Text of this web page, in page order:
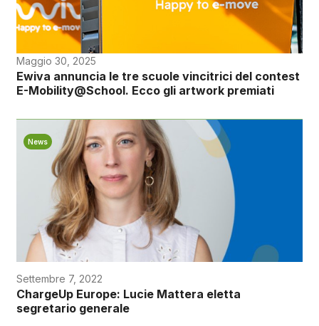
Maggio 30, 2025
Ewiva annuncia le tre scuole vincitrici del contest
E-Mobility@School. Ecco gli artwork premiati
News
Settembre 7, 2022
ChargeUp Europe: Lucie Mattera eletta
segretario generale